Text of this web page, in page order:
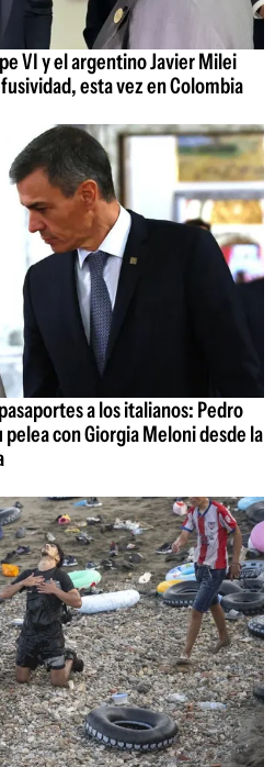
VI y el argentino Javier Milei
esta vez en Colombia
a los italianos: Pedro
con Giorgia Meloni desde la